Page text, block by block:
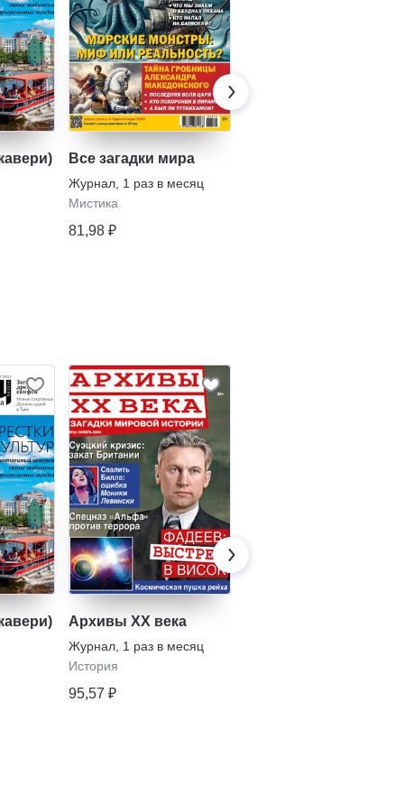
Все загадки мира
Журнал 1 раз в месяц
Мистика
81,98 ₽
Архивы ХХ века
Журнал 1 раз в месяц
История
95,57 ₽